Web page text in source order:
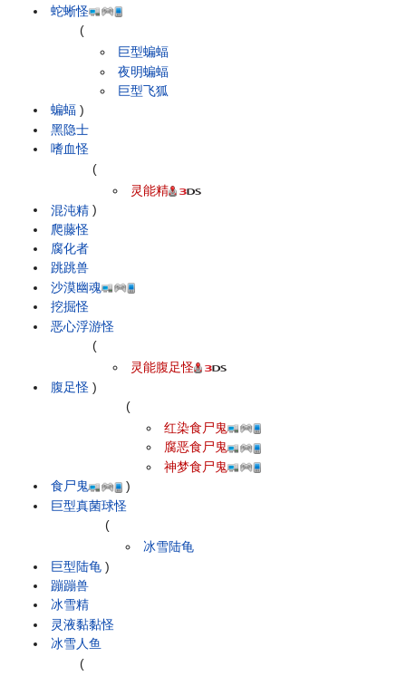
蛇蜥怪
蝙蝠
(
巨型蝙蝠
夜明蝙蝠
巨型飞狐
)
黑隐士
嗜血怪
混沌精
(
灵能精
)
爬藤怪
腐化者
跳跳兽
沙漠幽魂
挖掘怪
恶心浮游怪
腹足怪
(
灵能腹足怪
)
食尸鬼
(
红染食尸鬼
腐恶食尸鬼
神梦食尸鬼
)
巨型真菌球怪
巨型陆龟
(
冰雪陆龟
)
蹦蹦兽
冰雪精
灵液黏黏怪
冰雪人鱼
(